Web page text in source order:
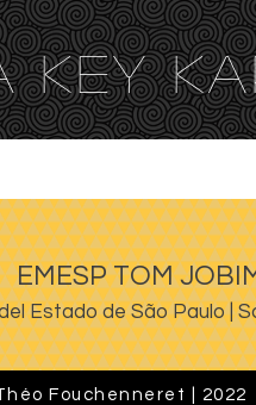
KEY KA
EMESP TOM
Estado de São Paulo |
Fouchenneret | 2022